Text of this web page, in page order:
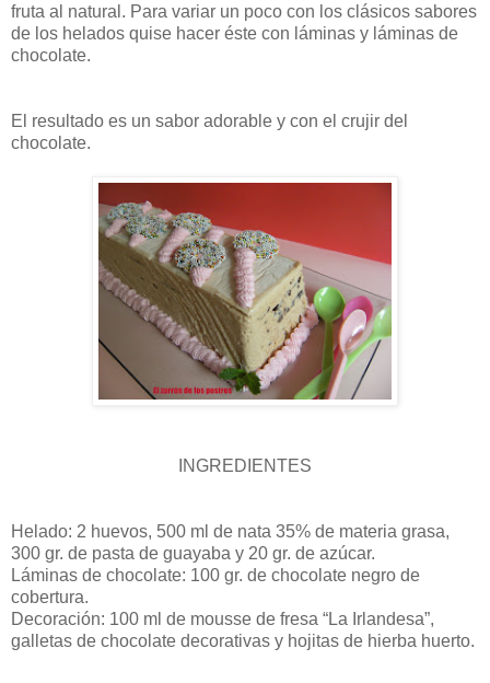
fruta al natural. Para variar un poco con los clásicos sabores
de los helados quise hacer éste con láminas y láminas de
chocolate.
El resultado es un sabor adorable y con el crujir del
chocolate.
INGREDIENTES
Helado: 2 huevos, 500 ml de nata 35% de materia grasa,
300 gr. de pasta de guayaba y 20 gr. de azúcar.
Láminas de chocolate: 100 gr. de chocolate negro de
cobertura.
Decoración: 100 ml de mousse de fresa “La Irlandesa”,
galletas de chocolate decorativas y hojitas de hierba huerto.